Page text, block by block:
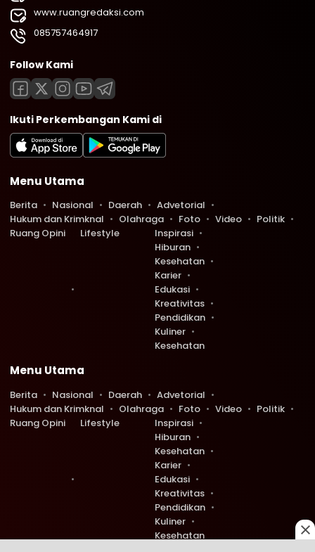
www.ruangredaksi.com
085757464917
Follow Kami
Ikuti Perkembangan Kami di
Menu Utama
Berita Nasional Daerah
Advetorial
Hukum dan Krimknal
Olahraga Foto Video
Politik
Ruang Opini
Lifestyle
Inspirasi
Hiburan
Kesehatan
Karier
Edukasi
Kreativitas
Pendidikan
Kuliner
Kesehatan
Menu Utama
Berita Nasional Daerah
Advetorial
Hukum dan Krimknal
Olahraga Foto Video
Politik
Ruang Opini
Lifestyle
Inspirasi
Hiburan
Kesehatan
Karier
Edukasi
Kreativitas
Pendidikan
Kuliner
Kesehatan